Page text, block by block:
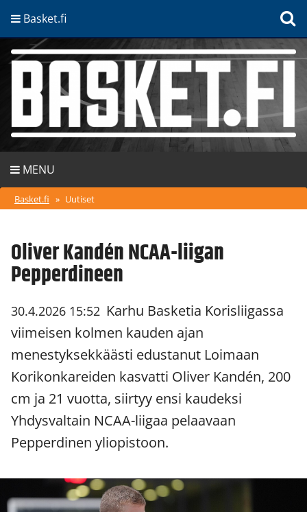
Basket.fi
MENU
Basket.fi » Uutiset
Oliver Kandén NCAA-liigan
Pepperdineen
30.4.2026 15:52 Karhu Basketia Korisliigassa
viimeisen kolmen kauden ajan
menestyksekkäästi edustanut Loimaan
Korikonkareiden kasvatti Oliver Kandén, 200
cm ja 21 vuotta, siirtyy ensi kaudeksi
Yhdysvaltain NCAA-liigaa pelaavaan
Pepperdinen yliopistoon.